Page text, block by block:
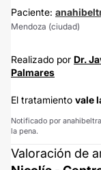
Paciente:
Mendoza (ciudad)
Realizado por Dr.
Palmares
El tratamiento vale
Notificado por
la pena.
Valoración de